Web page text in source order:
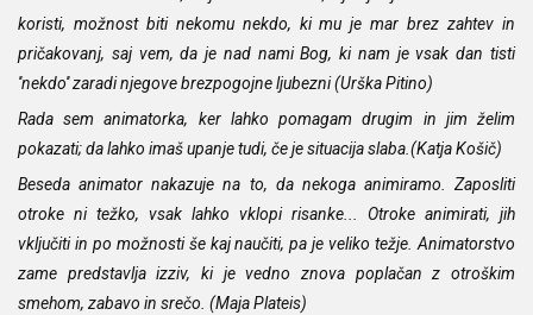
koristi, možnost biti nekomu nekdo, ki mu je mar brez zahtev in
pričakovanj, saj vem, da je nad nami Bog, ki nam je vsak dan tisti
''nekdo'' zaradi njegove brezpogojne ljubezni (Urška Pitino)
Rada sem animatorka, ker lahko pomagam drugim in jim želim
pokazati; da lahko imaš upanje tudi, če je situacija slaba.(Katja Košič)
Beseda animator nakazuje na to, da nekoga animiramo. Zaposliti
otroke ni težko, vsak lahko vklopi risanke... Otroke animirati, jih
vključiti in po možnosti še kaj naučiti, pa je veliko težje. Animatorstvo
zame predstavlja izziv, ki je vedno znova poplačan z otroškim
smehom, zabavo in srečo. (Maja Plateis)